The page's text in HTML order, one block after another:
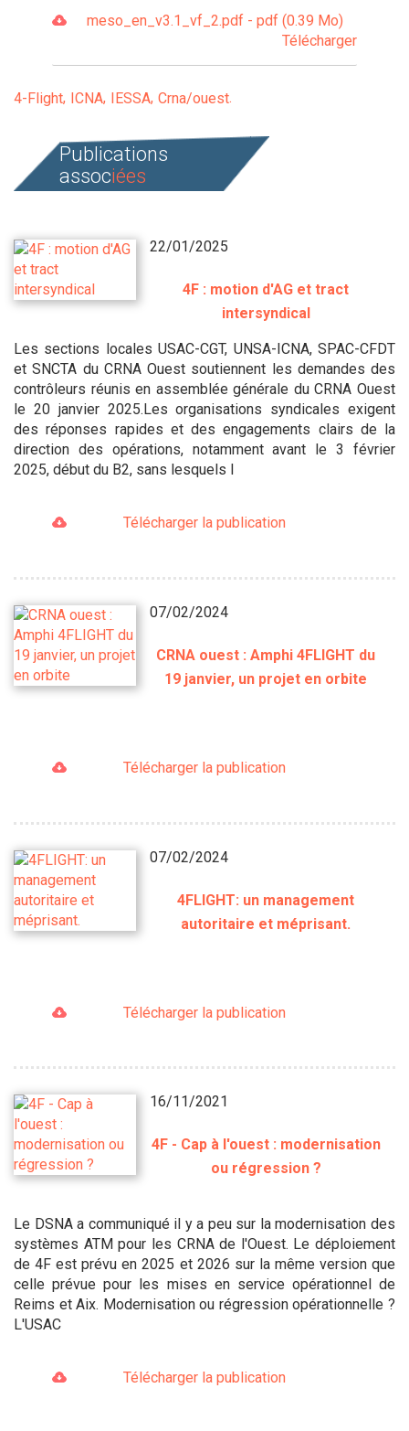
meso_en_v3.1_vf_2.pdf - pdf (0.39 Mo)
Télécharger
4-Flight ICNA IESSA Crna/ouest
Publications
associées
22/01/2025
4F : motion d'AG et tract
intersyndical
Les sections locales USAC-CGT, UNSA-ICNA, SPAC-CFDT
et SNCTA du CRNA Ouest soutiennent les demandes des
contrôleurs réunis en assemblée générale du CRNA Ouest
le 20 janvier 2025.Les organisations syndicales exigent
des réponses rapides et des engagements clairs de la
direction des opérations, notamment avant le 3 février
2025, début du B2, sans lesquels l
Télécharger la publication
07/02/2024
CRNA ouest : Amphi 4FLIGHT du
19 janvier, un projet en orbite
Télécharger la publication
07/02/2024
4FLIGHT: un management
autoritaire et méprisant.
Télécharger la publication
16/11/2021
4F - Cap à l'ouest : modernisation
ou régression ?
Le DSNA a communiqué il y a peu sur la modernisation des
systèmes ATM pour les CRNA de l'Ouest. Le déploiement
de 4F est prévu en 2025 et 2026 sur la même version que
celle prévue pour les mises en service opérationnel de
Reims et Aix. Modernisation ou régression opérationnelle ?
L'USAC
Télécharger la publication